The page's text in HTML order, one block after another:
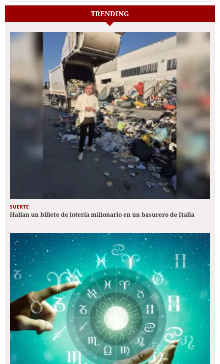
TRENDING
SUERTE
Hallan un billete de lotería millonario en un basurero de Italia